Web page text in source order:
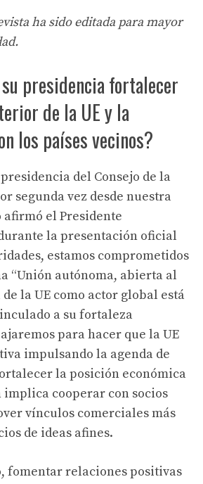
ha sido editada para mayor
presidencia fortalecer
de la UE y la
los países vecinos?
del Consejo de la
segunda vez desde nuestra
afirmó el Presidente
la presentación oficial
estamos comprometidos
“Unión autónoma, abierta al
la UE como actor global está
a su fortaleza
para hacer que la UE
impulsando la agenda de
la posición económica
implica cooperar con socios
vínculos comerciales más
de ideas afines.
fomentar relaciones positivas